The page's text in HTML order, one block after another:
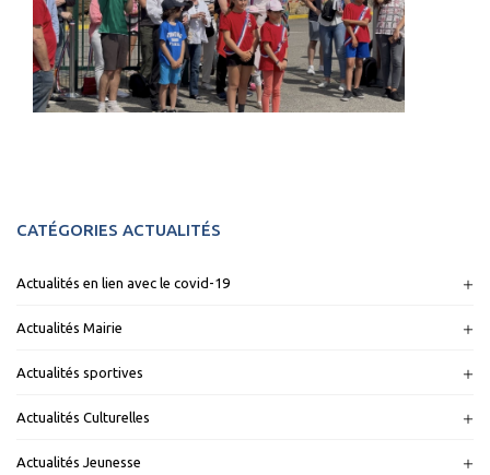
CATÉGORIES ACTUALITÉS
Actualités en lien avec le covid-19
Actualités Mairie
Actualités sportives
Actualités Culturelles
Actualités Jeunesse